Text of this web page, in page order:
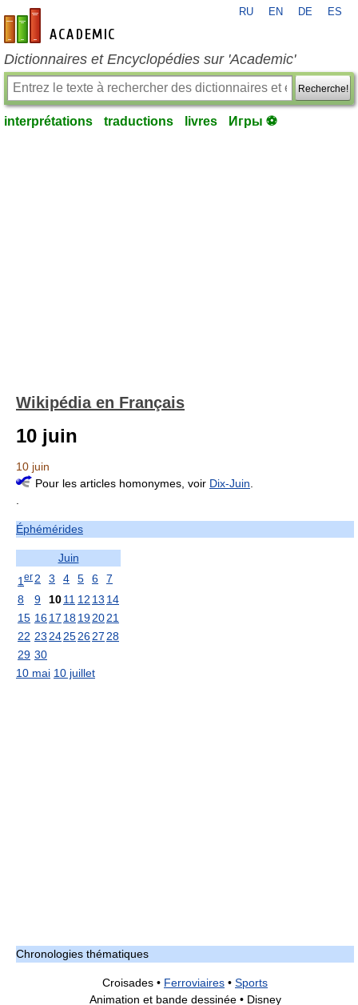
fr-academic.com
RU EN DE ES
Dictionnaires et Encyclopédies sur 'Academic'
Recherche!
interprétations traductions livres Игры ⚽
Wikipédia en Français
10 juin
10 juin
Pour les articles homonymes, voir Dix-Juin
Éphémérides
Juin
1 er 2 3 4 5 6
7
8
9 1011 12 13 14
15 1617 18192021
22 23 24252627 28
29 30
10 mai 10 juillet
Chronologies thématiques
Croisades • Ferroviaires • Sports
Animation et bande dessinée • Disney